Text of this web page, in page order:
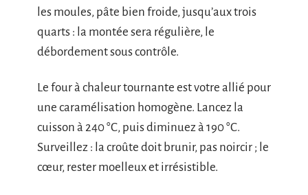
les moules, pâte bien froide, jusqu’aux trois
quarts : la montée sera régulière, le
débordement sous contrôle.
Le four à chaleur tournante est votre allié pour
une caramélisation homogène. Lancez la
cuisson à 240 °C, puis diminuez à 190 °C.
Surveillez : la croûte doit brunir, pas noircir ; le
cœur, rester moelleux et irrésistible.